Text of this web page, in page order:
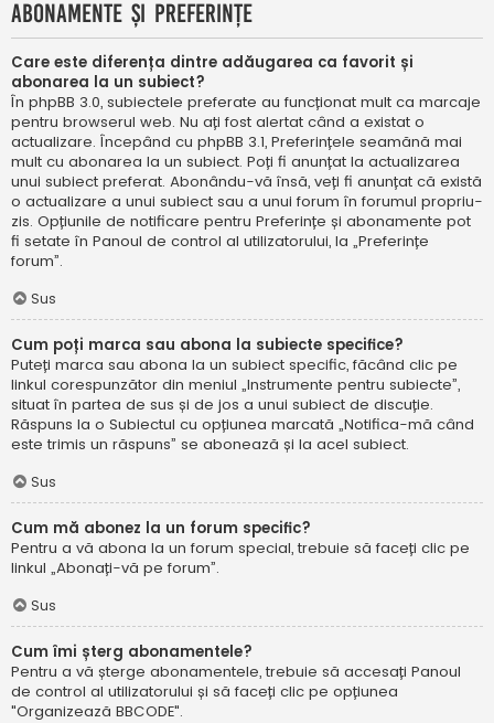
Abonamente și Preferințe
Care este diferența dintre adăugarea ca favorit și
abonarea la un subiect?
În phpBB 3.0, subiectele preferate au funcționat mult ca marcaje
pentru browserul web. Nu ați fost alertat când a existat o
actualizare. Începând cu phpBB 3.1, Preferințele seamănă mai
mult cu abonarea la un subiect. Poți fi anunțat la actualizarea
unui subiect preferat. Abonându-vă însă, veți fi anunțat că există
o actualizare a unui subiect sau a unui forum în forumul propriu-
zis. Opțiunile de notificare pentru Preferințe și abonamente pot
fi setate în Panoul de control al utilizatorului, la „Preferințe
forum”.
Sus
Cum poți marca sau abona la subiecte specifice?
Puteți marca sau abona la un subiect specific, făcând clic pe
linkul corespunzător din meniul „Instrumente pentru subiecte”,
situat în partea de sus și de jos a unui subiect de discuție.
Răspuns la o Subiectul cu opțiunea marcată „Notifica-mă când
este trimis un răspuns” se abonează și la acel subiect.
Sus
Cum mă abonez la un forum specific?
Pentru a vă abona la un forum special, trebuie să faceți clic pe
linkul „Abonați-vă pe forum”.
Sus
Cum îmi șterg abonamentele?
Pentru a vă șterge abonamentele, trebuie să accesați Panoul
de control al utilizatorului și să faceți clic pe opțiunea
"Organizează BBCODE".